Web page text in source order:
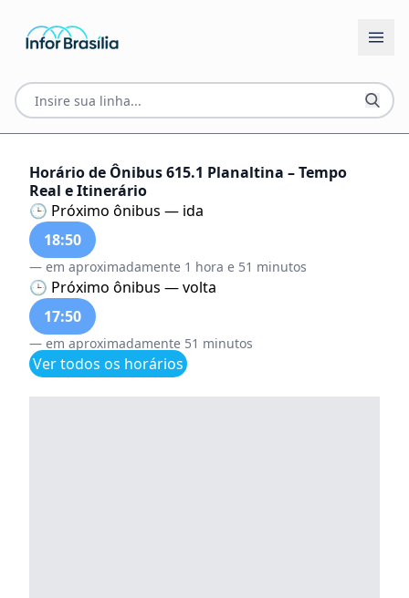
Horário de Ônibus 615.1 Planaltina – Tempo
Real e Itinerário
🕒 Próximo ônibus — ida
18:50
— em aproximadamente 1 hora e 51 minutos
🕒 Próximo ônibus — volta
17:50
— em aproximadamente 51 minutos
Ver todos os horários